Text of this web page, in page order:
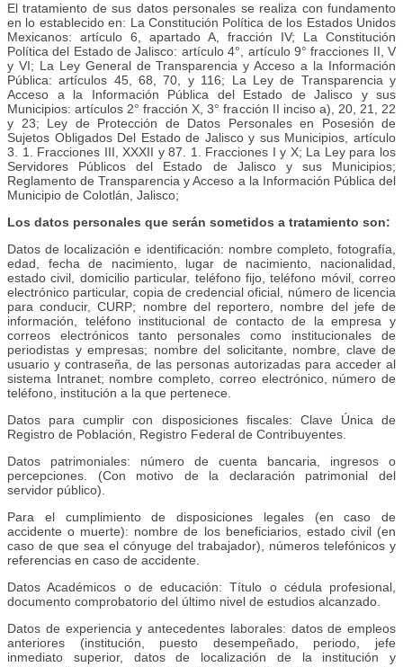
El tratamiento de sus datos personales se realiza con fundamento
en lo establecido en: La Constitución Política de los Estados Unidos
Mexicanos: artículo 6, apartado A, fracción IV; La Constitución
Política del Estado de Jalisco: artículo 4°, artículo 9° fracciones II, V
y VI; La Ley General de Transparencia y Acceso a la Información
Pública: artículos 45, 68, 70, y 116; La Ley de Transparencia y
Acceso a la Información Pública del Estado de Jalisco y sus
Municipios: artículos 2° fracción X, 3° fracción II inciso a), 20, 21, 22
y 23; Ley de Protección de Datos Personales en Posesión de
Sujetos Obligados Del Estado de Jalisco y sus Municipios, artículo
3. 1. Fracciones III, XXXII y 87. 1. Fracciones I y X; La Ley para los
Servidores Públicos del Estado de Jalisco y sus Municipios;
Reglamento de Transparencia y Acceso a la Información Pública del
Municipio de Colotlán, Jalisco;
Los datos personales que serán sometidos a tratamiento son:
Datos de localización e identificación: nombre completo, fotografía,
edad, fecha de nacimiento, lugar de nacimiento, nacionalidad,
estado civil, domicilio particular, teléfono fijo, teléfono móvil, correo
electrónico particular, copia de credencial oficial, número de licencia
para conducir, CURP; nombre del reportero, nombre del jefe de
información, teléfono institucional de contacto de la empresa y
correos electrónicos tanto personales como institucionales de
periodistas y empresas; nombre del solicitante, nombre, clave de
usuario y contraseña, de las personas autorizadas para acceder al
sistema Intranet; nombre completo, correo electrónico, número de
teléfono, institución a la que pertenece.
Datos para cumplir con disposiciones fiscales: Clave Única de
Registro de Población, Registro Federal de Contribuyentes.
Datos patrimoniales: número de cuenta bancaria, ingresos o
percepciones. (Con motivo de la declaración patrimonial del
servidor público).
Para el cumplimiento de disposiciones legales (en caso de
accidente o muerte): nombre de los beneficiarios, estado civil (en
caso de que sea el cónyuge del trabajador), números telefónicos y
referencias en caso de accidente.
Datos Académicos o de educación: Título o cédula profesional,
documento comprobatorio del último nivel de estudios alcanzado.
Datos de experiencia y antecedentes laborales: datos de empleos
anteriores (institución, puesto desempeñado, periodo, jefe
inmediato superior, datos de localización de la institución y